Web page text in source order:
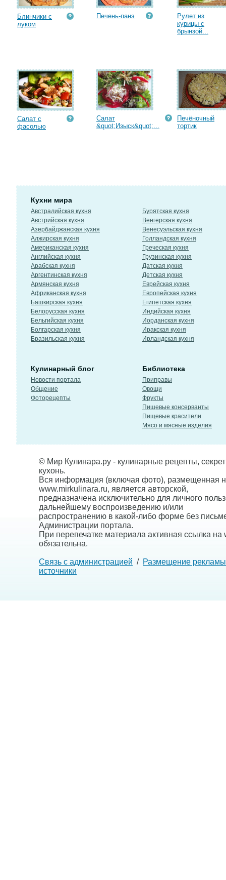
Блинчики с
луком
Печень-панэ
Рулет из
курицы с
брынзой...
Салат с
фасолью
Салат
&quot;Изыск&quot;...
Печёночный
тортик
Кухни мира
Австралийская кухня
Австрийская кухня
Азербайджанская кухня
Алжирская кухня
Американская кухня
Английская кухня
Арабская кухня
Аргентинская кухня
Армянская кухня
Африканская кухня
Башкирская кухня
Белорусская кухня
Бельгийская кухня
Болгарская кухня
Бразильская кухня
Бурятская кухня
Венгерская кухня
Венесуэльская кухня
Голландская кухня
Греческая кухня
Грузинская кухня
Датская кухня
Детская кухня
Еврейская кухня
Европейская кухня
Египетская кухня
Индийская кухня
Иорданская кухня
Иракская кухня
Ирландская кухня
Кулинарный блог
Новости портала
Общение
Фоторецепты
Библиотека
Приправы
Овощи
Фрукты
Пищевые консерванты
Пищевые красители
Мясо и мясные изделия
© Мир Кулинара.ру - кулинарные рецепты,
кухонь.
Вся информация (включая фото), размещенная
www.mirkulinara.ru, является авторской,
предназначена исключительно для личного
дальнейшему воспроизведению и/или
распространению в какой-либо форме без
Администрации портала.
При перепечатке материала активная ссылка на
обязательна.
Связь с администрацией / Размещение рекламы
источники